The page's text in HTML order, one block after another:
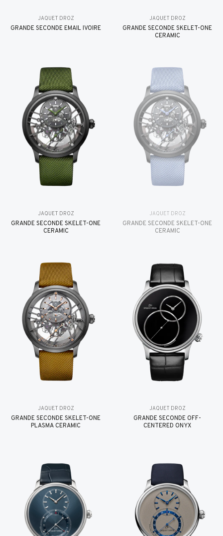
JAQUET DROZ
GRANDE SECONDE EMAIL IVOIRE
JAQUET DROZ
GRANDE SECONDE SKELET-ONE
CERAMIC
JAQUET DROZ
GRANDE SECONDE SKELET-ONE
CERAMIC
JAQUET DROZ
GRANDE SECONDE SKELET-ONE
CERAMIC
JAQUET DROZ
GRANDE SECONDE SKELET-ONE
PLASMA CERAMIC
JAQUET DROZ
GRANDE SECONDE OFF-
CENTERED ONYX